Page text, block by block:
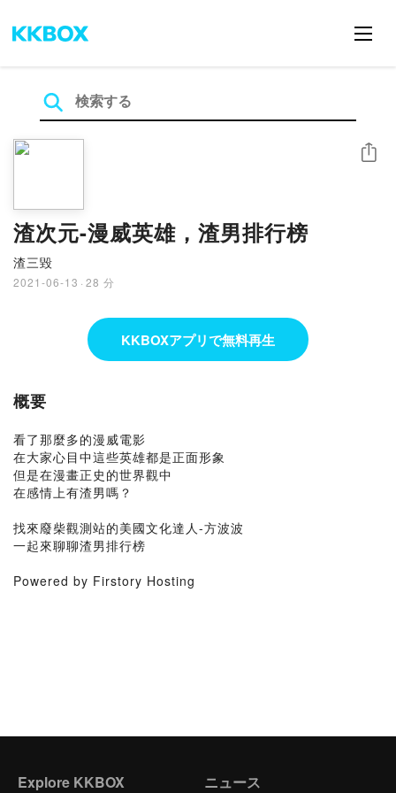
渣次元-漫威英雄，渣男排行榜
渣三毀
2021-06-13 · 28 分
シェア
KKBOXアプリで無料再生
概要
看了那麼多的漫威電影
在大家心目中這些英雄都是正面形象
但是在漫畫正史的世界觀中
在感情上有渣男嗎？
找來廢柴觀測站的美國文化達人-方波波
一起來聊聊渣男排行榜
Powered by Firstory Hosting
Explore KKBOX ニュース